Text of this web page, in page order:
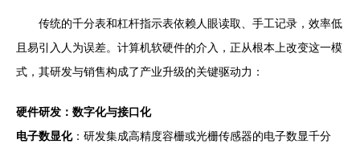
传统的千分表和杠杆指示表依赖人眼读取、手工记录，效率低
且易引入人为误差。计算机软硬件的介入，正从根本上改变这一模
式，其研发与销售构成了产业升级的关键驱动力：
硬件研发：数字化与接口化
电子数显化：研发集成高精度容栅或光栅传感器的电子数显千分